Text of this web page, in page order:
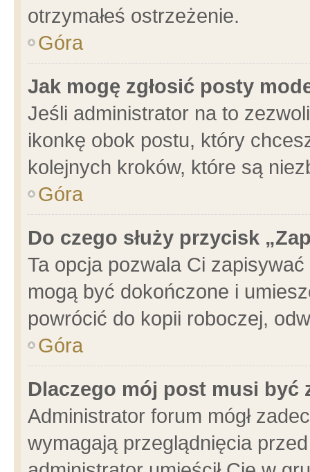
otrzymałeś ostrzeżenie.
Góra
Jak mogę zgłosić posty
Jeśli administrator na to
ikonkę obok postu, który
kolejnych kroków, które są
Góra
Do czego służy przycisk
Ta opcja pozwala Ci
mogą być dokończone i
powrócić do kopii roboczej,
Góra
Dlaczego mój post musi być
Administrator forum mógł
wymagają przeglądnięcia